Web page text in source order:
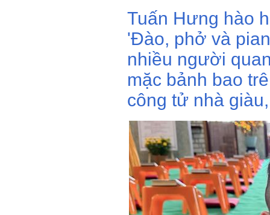
Tuấn Hưng hào
'Đào, phở và
nhiều người
mặc bảnh bao
công tử nhà